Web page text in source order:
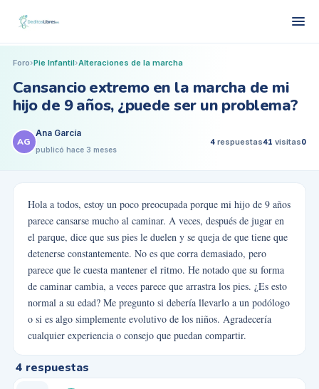
Foro›Pie Infantil›Alteraciones de la marcha
Cansancio extremo en la marcha de mi
hijo de 9 años, ¿puede ser un problema?
AG
Ana García
publicó hace 3 meses
4 respuestas41 visitas0
Hola a todos, estoy un poco preocupada porque mi hijo de 9 años
parece cansarse mucho al caminar. A veces, después de jugar en
el parque, dice que sus pies le duelen y se queja de que tiene que
detenerse constantemente. No es que corra demasiado, pero
parece que le cuesta mantener el ritmo. He notado que su forma
de caminar cambia, a veces parece que arrastra los pies. ¿Es esto
normal a su edad? Me pregunto si debería llevarlo a un podólogo
o si es algo simplemente evolutivo de los niños. Agradecería
cualquier experiencia o consejo que puedan compartir.
4 respuestas